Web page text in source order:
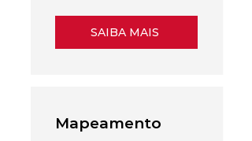
SAIBA MAIS
Mapeamento